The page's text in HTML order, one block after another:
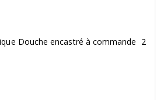
Douche encastré à commande 2